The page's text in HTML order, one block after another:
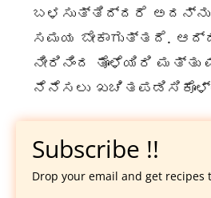
ಬಳಸುತ್ತಿದ್ದರೆ ಅದನ್ನು
ಸಮಯ ಬೇಕಾಗುತ್ತದೆ.
ನೀರಿನಿಂದ ತೊಳೆಯಿರಿ ಮತ್ತು
ನೆನೆಸಲು
Subscribe !!
Drop your email and get recipes